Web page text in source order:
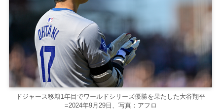
ドジャース移籍1年目でワールドシリーズ優勝を果たした大谷翔平
=2024年9月29日、写真：アフロ